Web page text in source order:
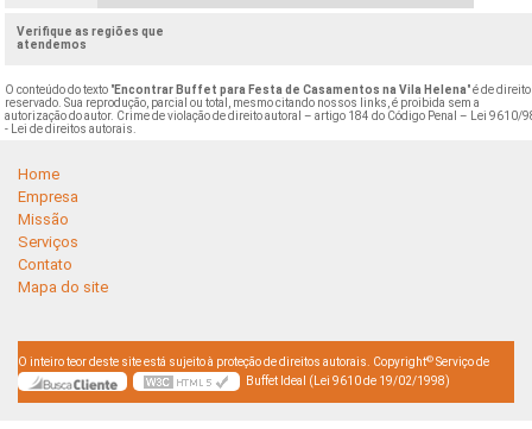
Verifique as regiões que
atendemos
O conteúdo do texto "Encontrar Buffet para Festa de Casamentos na Vila Helena" é de direito
reservado. Sua reprodução, parcial ou total, mesmo citando nossos links, é proibida sem a
autorização do autor. Crime de violação de direito autoral – artigo 184 do Código Penal –
Lei 9610/
- Lei de direitos autorais
Home
Empresa
Missão
Serviços
Contato
Mapa do site
O inteiro teor deste site está sujeito à proteção de direitos autorais. Copyright© Serviço de
Buffet Ideal (Lei 9610 de 19/02/1998)